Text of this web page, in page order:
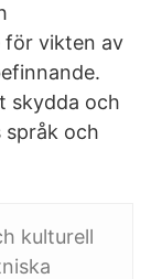
för vikten av
skydda och
språk och
kulturell